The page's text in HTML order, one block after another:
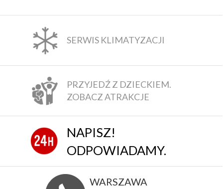
SERWIS KLIMATYZACJI
PRZYJEDŹ Z DZIECKIEM.
ZOBACZ ATRAKCJE
NAPISZ!
ODPOWIADAMY.
WARSZAWA